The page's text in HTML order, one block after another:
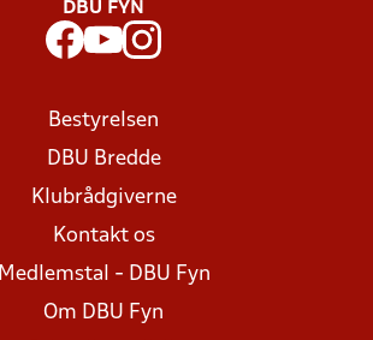
DBU FYN
Bestyrelsen
DBU Bredde
Klubrådgiverne
Kontakt os
Medlemstal - DBU Fyn
Om DBU Fyn